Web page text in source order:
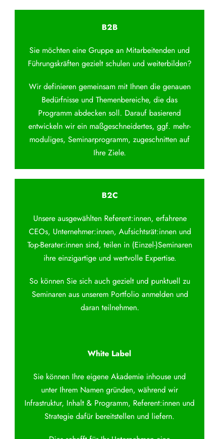
B2B
Sie möchten eine Gruppe an Mitarbeitenden und
Führungskräften gezielt schulen und weiterbilden?
Wir definieren gemeinsam mit Ihnen die genauen
Bedürfnisse und Themenbereiche, die das
Programm abdecken soll. Darauf basierend
entwickeln wir ein maßgeschneidertes, ggf. mehr-
moduliges, Seminarprogramm, zugeschnitten auf
Ihre Ziele.
B2C
Unsere ausgewählten Referent:innen, erfahrene
CEOs, Unternehmer:innen, Aufsichtsrät:innen und
Top-Berater:innen sind, teilen in (Einzel-)Seminaren
ihre einzigartige und wertvolle Expertise.
So können Sie sich auch gezielt und punktuell zu
Seminaren aus unserem Portfolio anmelden und
daran teilnehmen.
White Label
Sie können Ihre eigene Akademie inhouse und
unter Ihrem Namen gründen, während wir
Infrastruktur, Inhalt & Programm, Referent:innen und
Strategie dafür bereitstellen und liefern.